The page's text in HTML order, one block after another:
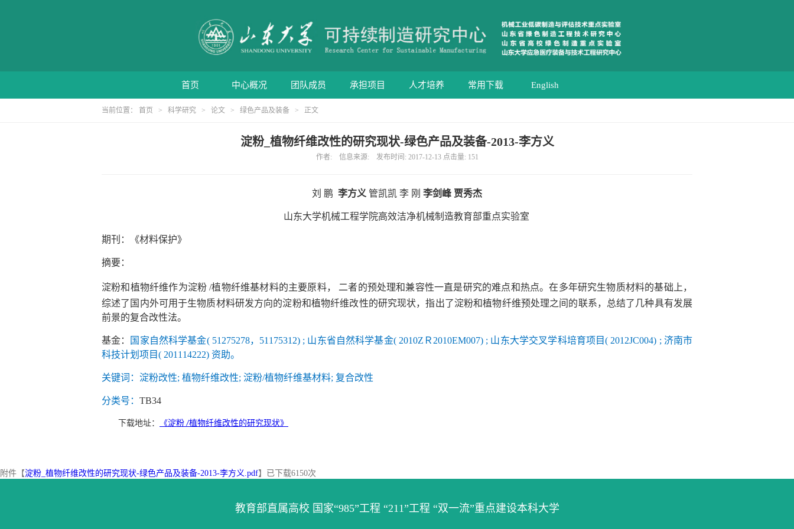
首页 中心概况 团队成员 承担项目 人才培养 常用下载 English
当前位置： 首页 > 科学研究 > 论文 > 绿色产品及装备 > 正文
淀粉_植物纤维改性的研究现状-绿色产品及装备-2013-李方义
作者: 信息来源: 发布时间: 2017-12-13 点击量: 151
刘 鹏 李方义 管凯凯 李 刚 李剑峰 贾秀杰
山东大学机械工程学院高效洁净机械制造教育部重点实验室
期刊：《材料保护》
摘要：
淀粉和植物纤维作为淀粉 /植物纤维基材料的主要原料，
二者的预处理和兼容性一直是研究的难点和热点。在多年研究生物质材料的基础上，
综述了国内外可用于生物质材料研发方向的淀粉和植物纤维改性的研究现状，指出了淀粉和植物纤维预处理之间的联系，总结了几种具有发展
前景的复合改性法。
基金：
国家自然科学基金( 51275278，51175312) ; 山东省自然科学基金( 2010ZＲ2010EM007) ; 山东大学交叉学科培育项目( 2012JC004) ; 济南市
科技计划项目( 201114222) 资助。
关键词：淀粉改性; 植物纤维改性; 淀粉/植物纤维基材料; 复合改性
分类号： TB34
下载地址： 《淀粉 /植物纤维改性的研究现状》
附件【淀粉_植物纤维改性的研究现状-绿色产品及装备-2013-李方义.pdf】已下载6150次
教育部直属高校 国家“985”工程 “211”工程 “双一流”重点建设本科大学